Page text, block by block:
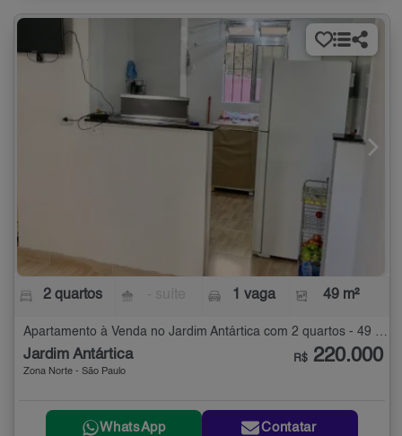
2 quartos 1 vaga 49 m²
Apartamento à Venda no Jardim Antártica com 2 quartos - 49 m²
Jardim Antártica
Zona Norte - São Paulo
R$ 220.000
WhatsApp Contatar